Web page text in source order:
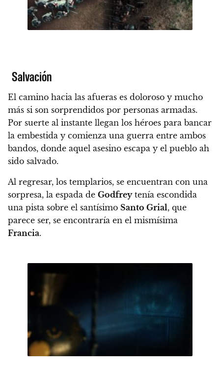
Salvación
El camino hacia las afueras es doloroso y mucho
más si son sorprendidos por personas armadas.
Por suerte al instante llegan los héroes para bancar
la embestida y comienza una guerra entre ambos
bandos, donde aquel asesino escapa y el pueblo ah
sido salvado.
Al regresar, los templarios, se encuentran con una
sorpresa, la espada de Godfreytenía escondida
una pista sobre el santísimo Santo Grial, que
parece ser, se encontraría en el mismísima
Francia.